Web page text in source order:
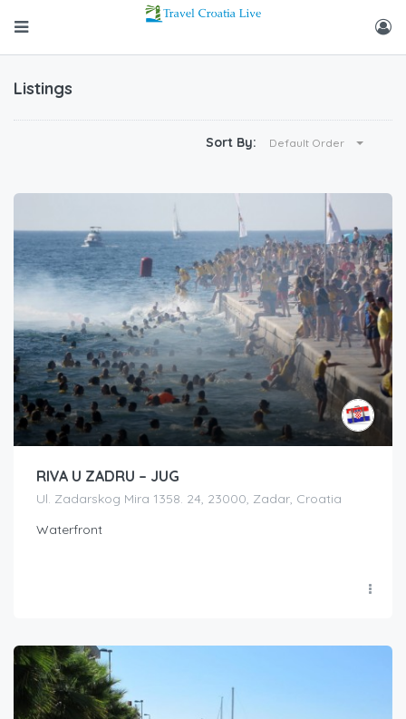
Listings
Sort By: Default Order
RIVA U ZADRU – JUG
Ul. Zadarskog Mira 1358. 24, 23000, Zadar, Croatia
Waterfront